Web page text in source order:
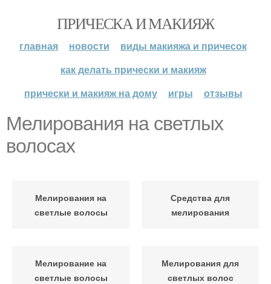
ПРИЧЕСКА И МАКИЯЖ
главная новости
виды макияжа и причесок
как делать прически и макияж
прически и макияж на дому
игры отзывы
Мелирования на светлых
волосах
Мелирования на
светлые волосы
Средства для
мелирования
Мелирование на
светлые волосы
Мелирования для
светлых волос